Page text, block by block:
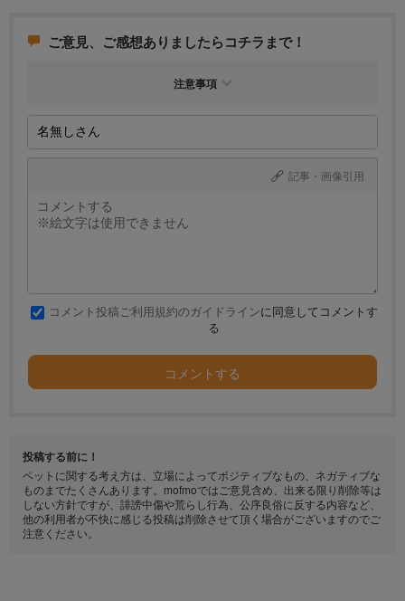
ご意見、ご感想ありましたらコチラまで！
注意事項
記事・画像引用
コメント投稿ご利用規約のガイドラインに同意してコメントす
る
コメントする
投稿する前に！
ペットに関する考え方は、立場によってポジティブなもの、ネガティブな
ものまでたくさんあります。mofmoではご意見含め、出来る限り削除等は
しない方針ですが、誹謗中傷や荒らし行為、公序良俗に反する内容など、
他の利用者が不快に感じる投稿は削除させて頂く場合がございますのでご
注意ください。